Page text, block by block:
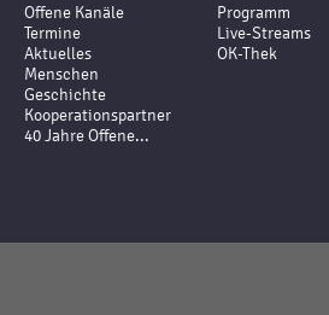
Offene Kanäle
Termine
Aktuelles
Menschen
Geschichte
Kooperationspartner
40 Jahre Offene...
Programm
Live-Streams
OK-Thek